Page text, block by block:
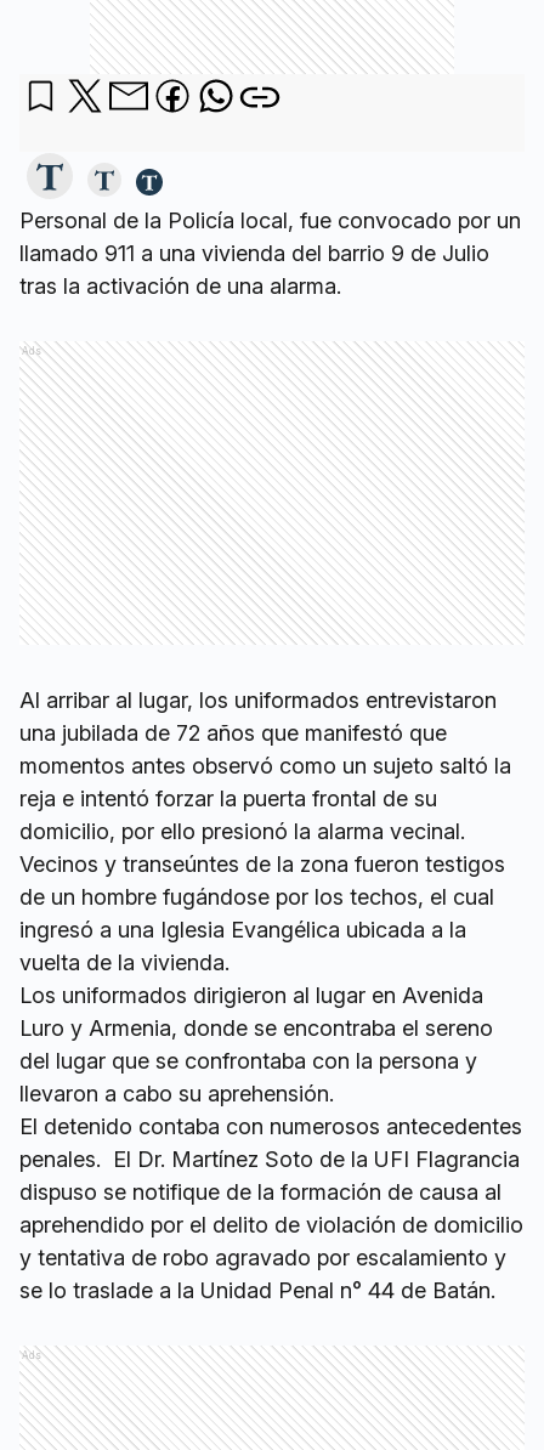
Personal de la Policía local, fue convocado por un
llamado 911 a una vivienda del barrio 9 de Julio
tras la activación de una alarma.
Ads
Al arribar al lugar, los uniformados entrevistaron
una jubilada de 72 años que manifestó que
momentos antes observó como un sujeto saltó la
reja e intentó forzar la puerta frontal de su
domicilio, por ello presionó la alarma vecinal.
Vecinos y transeúntes de la zona fueron testigos
de un hombre fugándose por los techos, el cual
ingresó a una Iglesia Evangélica ubicada a la
vuelta de la vivienda.
Los uniformados dirigieron al lugar en Avenida
Luro y Armenia, donde se encontraba el sereno
del lugar que se confrontaba con la persona y
llevaron a cabo su aprehensión.
El detenido contaba con numerosos antecedentes
penales. El Dr. Martínez Soto de la UFI Flagrancia
dispuso se notifique de la formación de causa al
aprehendido por el delito de violación de domicilio
y tentativa de robo agravado por escalamiento y
se lo traslade a la Unidad Penal n° 44 de Batán.
Ads